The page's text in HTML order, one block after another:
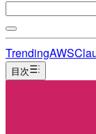
TrendingAWS
目次